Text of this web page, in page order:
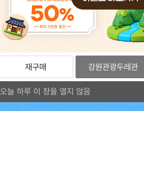
재구매 강원관광두레관
오늘 하루 이 창을 열지 않음